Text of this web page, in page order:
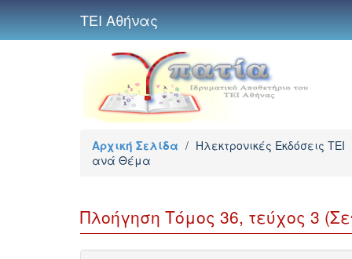
ΤΕΙ Αθήνας
Αρχική Σελίδα / Ηλεκτρονικές Εκδόσεις TEI
ανά Θέμα
Πλοήγηση Τόμος 36, τεύχος 3